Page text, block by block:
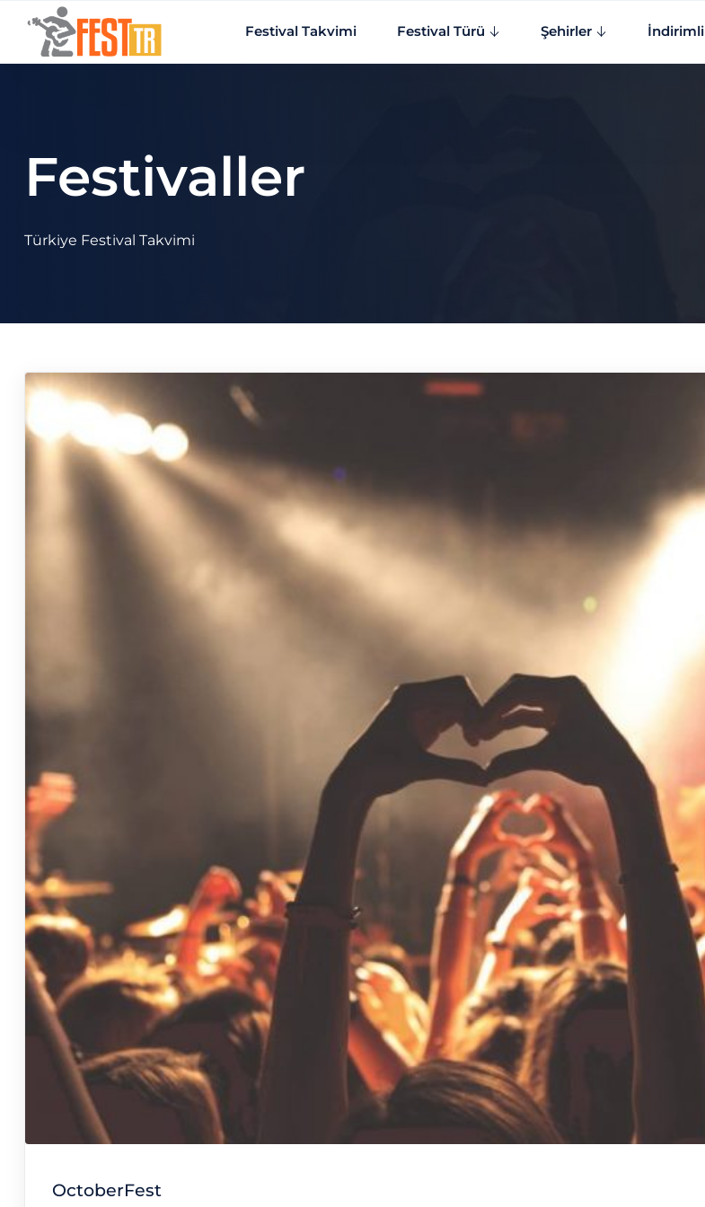
Ana içeriğe atla
Festival Takvimi
Festival Türü Şehirler İndirimli
Festivaller
Türkiye Festival Takvimi
OctoberFest